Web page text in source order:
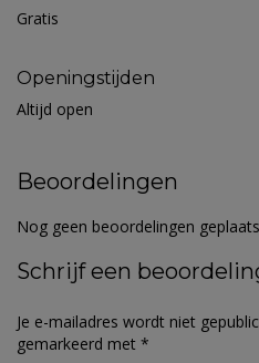
Gratis
Openingstijden
Altijd open
Beoordelingen
Nog geen beoordelingen
Schrijf een
Je e-mailadres wordt niet
gemarkeerd met *